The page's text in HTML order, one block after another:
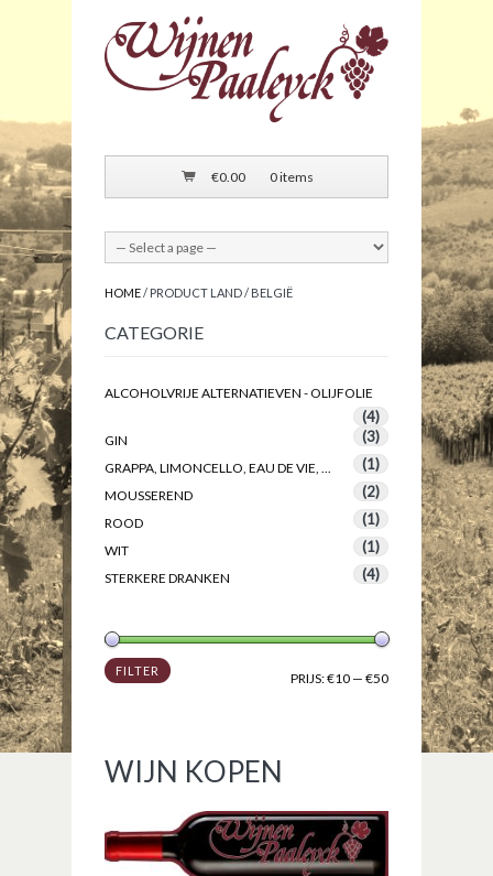
€0.00 0 items
HOME/ PRODUCT LAND / BELGIË
CATEGORIE
ALCOHOLVRIJE ALTERNATIEVEN - OLIJFOLIE
(4)
GIN (3)
GRAPPA, LIMONCELLO, EAU DE VIE, ... (1)
MOUSSEREND (2)
ROOD (1)
WIT (1)
STERKERE DRANKEN (4)
FILTER PRIJS:€10 — €50
WIJN KOPEN